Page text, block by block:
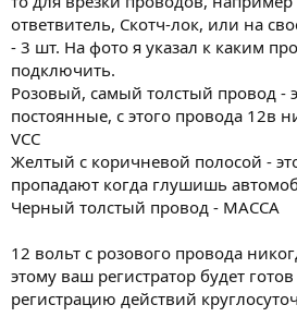
ответвитель, Скотч-лок, или на
- 3 шт. На фото я указал к каким
подключить.
Розовый, самый толстый провод -
постоянные, с этого провода 12в
VCC
Желтый с коричневой полосой -
пропадают когда глушишь
Черный толстый провод - МАССА
12 вольт с розового провода
этому ваш регистратор будет
регистрацию действий